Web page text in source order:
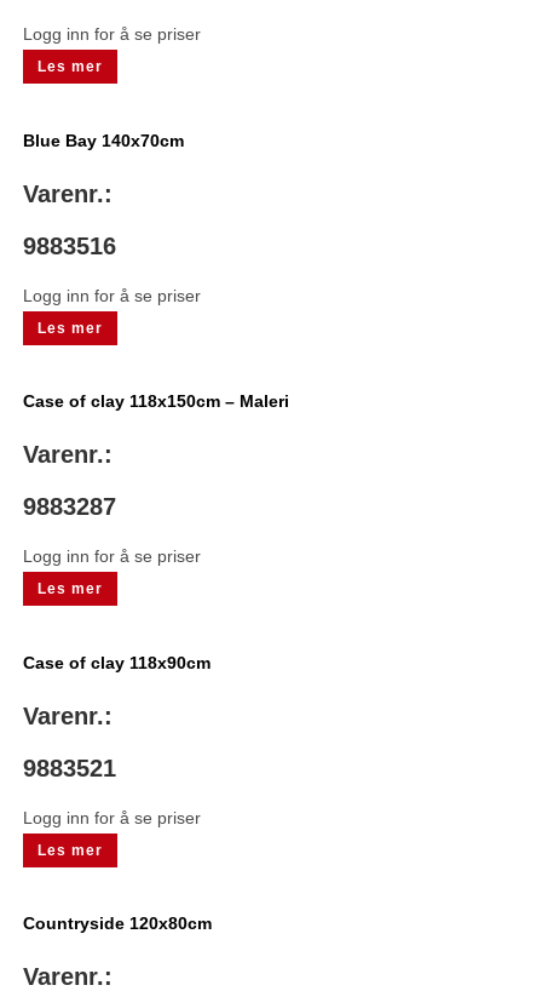
Logg inn for å se priser
Les mer
Blue Bay 140x70cm
Varenr.:
9883516
Logg inn for å se priser
Les mer
Case of clay 118x150cm – Maleri
Varenr.:
9883287
Logg inn for å se priser
Les mer
Case of clay 118x90cm
Varenr.:
9883521
Logg inn for å se priser
Les mer
Countryside 120x80cm
Varenr.: